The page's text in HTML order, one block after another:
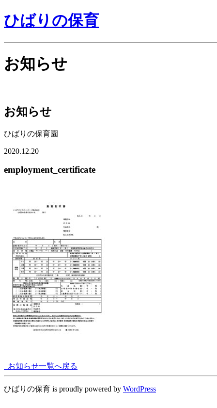
ひばりの保育
お知らせ
お知らせ
ひばりの保育園
2020.12.20
employment_certificate
お知らせ一覧へ戻る
ひばりの保育 is proudly powered by WordPress